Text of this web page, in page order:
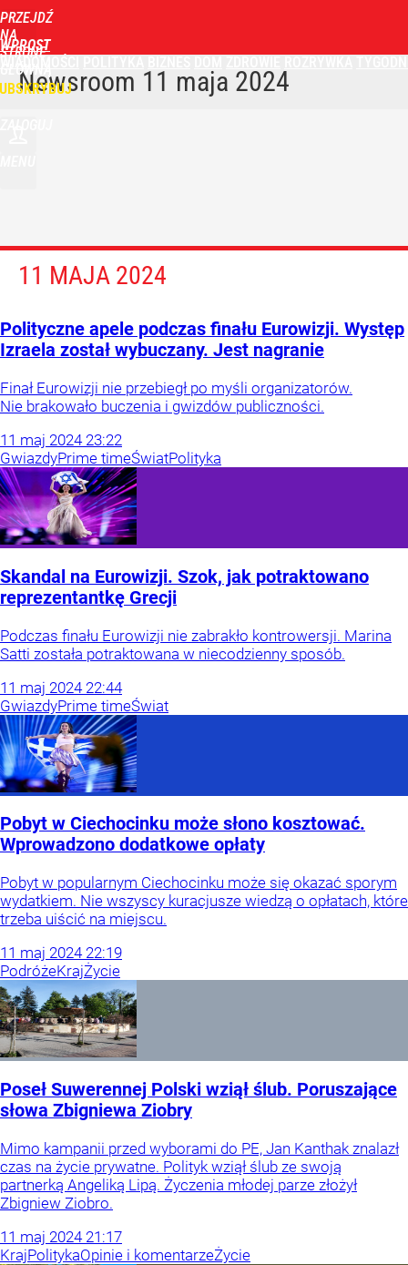
PRZEJDŹ
NA
STRONĘ
GŁÓWNĄ
WPROST
Newsroom 11 maja 2024
11 MAJA 2024
Polityczne apele podczas finału Eurowizji. Występ
Izraela został wybuczany. Jest nagranie
Finał Eurowizji nie przebiegł po myśli organizatorów.
Nie brakowało buczenia i gwizdów publiczności.
11 maj 2024 23:22
GwiazdyPrime timeŚwiatPolityka
Skandal na Eurowizji. Szok, jak potraktowano
reprezentantkę Grecji
Podczas finału Eurowizji nie zabrakło kontrowersji. Marina
Satti została potraktowana w niecodzienny sposób.
11 maj 2024 22:44
GwiazdyPrime timeŚwiat
Pobyt w Ciechocinku może słono kosztować.
Wprowadzono dodatkowe opłaty
Pobyt w popularnym Ciechocinku może się okazać sporym
wydatkiem. Nie wszyscy kuracjusze wiedzą o opłatach, które
trzeba uiścić na miejscu.
11 maj 2024 22:19
PodróżeKrajŻycie
Poseł Suwerennej Polski wziął ślub. Poruszające
słowa Zbigniewa Ziobry
Mimo kampanii przed wyborami do PE, Jan Kanthak znalazł
czas na życie prywatne. Polityk wziął ślub ze swoją
partnerką Angeliką Lipą. Życzenia młodej parze złożył
Zbigniew Ziobro.
11 maj 2024 21:17
KrajPolitykaOpinie i komentarzeŻycie